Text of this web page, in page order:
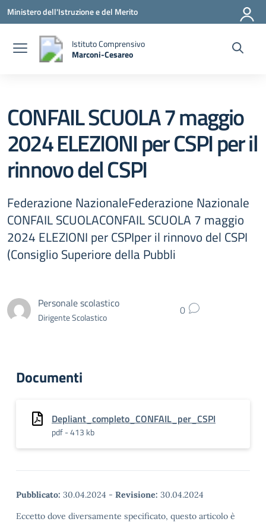
Vai ai contenuti
Vai al menu di navigazione
Vai al footer
Ministero dell'Istruzione e del Merito
Istituto Comprensivo
Marconi-Cesareo
CONFAIL SCUOLA 7 maggio
2024 ELEZIONI per CSPI per il
rinnovo del CSPI
Federazione NazionaleFederazione Nazionale
CONFAIL SCUOLACONFAIL SCUOLA 7 maggio
2024 ELEZIONI per CSPIper il rinnovo del CSPI
(Consiglio Superiore della Pubbli
Personale scolastico
Dirigente Scolastico 0
Documenti
Depliant_completo_CONFAIL_per_CSPI
pdf - 413 kb
Pubblicato: 30.04.2024 - Revisione: 30.04.2024
Eccetto dove diversamente specificato, questo articolo è